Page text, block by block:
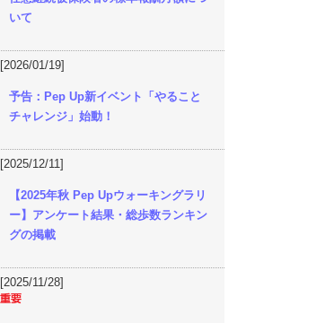
いて
[2026/01/19]
予告：Pep Up新イベント「やること
チャレンジ」始動！
[2025/12/11]
【2025年秋 Pep Upウォーキングラリ
ー】アンケート結果・総歩数ランキン
グの掲載
[2025/11/28]